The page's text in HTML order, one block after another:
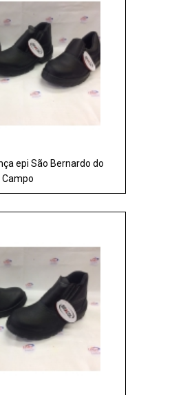
epi São Bernardo do
Campo